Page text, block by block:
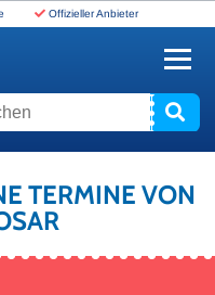
Offizieller Anbieter
TERMINE VON